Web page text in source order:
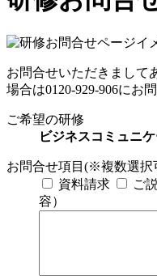
お問合せいただきまして
場合は0120-929-906にお
ご希望の研修
ビジネスコミュニ
お問合せ項目(※複数選択
資料請求
ご
容）